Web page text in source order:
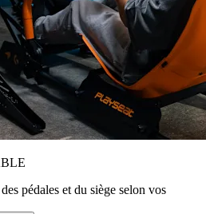
pédales et du siège selon vos